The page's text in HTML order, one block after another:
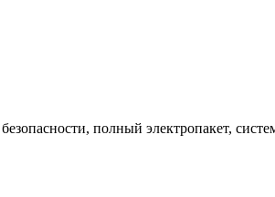
полный электропакет,